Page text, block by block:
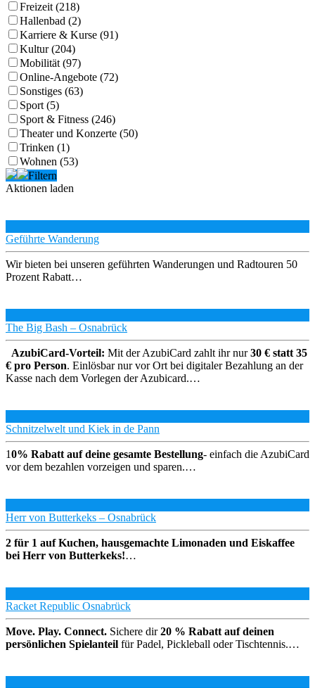
Freizeit (218)
Hallenbad (2)
Karriere & Kurse (91)
Kultur (204)
Mobilität (97)
Online-Angebote (72)
Sonstiges (63)
Sport (5)
Sport & Fitness (246)
Theater und Konzerte (50)
Trinken (1)
Wohnen (53)
Filtern
Aktionen laden
Geführte Wanderung
Wir bieten bei unseren geführten Wanderungen und Radtouren 50
Prozent Rabatt…
The Big Bash – Osnabrück
AzubiCard-Vorteil: Mit der AzubiCard zahlt ihr nur30 € statt 35
€ pro Person. Einlösbar nur vor Ort bei digitaler Bezahlung an der
Kasse nach dem Vorlegen der Azubicard.…
Schnitzelwelt und Kiek in de Pann
10% Rabatt auf deine gesamte Bestellung- einfach die AzubiCard
vor dem bezahlen vorzeigen und sparen.…
Herr von Butterkeks – Osnabrück
2 für 1 auf Kuchen, hausgemachte Limonaden und Eiskaffee
bei Herr von Butterkeks!…
Racket Republic Osnabrück
Move. Play. Connect. Sichere dir20 % Rabatt auf deinen
persönlichen Spielanteil für Padel, Pickleball oder Tischtennis.…